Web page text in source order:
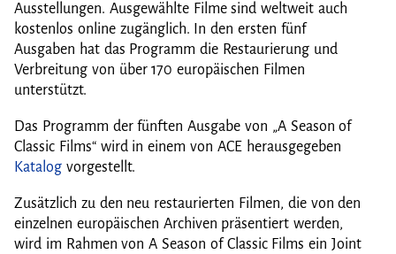
Ausstellungen. Ausgewählte Filme sind weltweit auch
kostenlos online zugänglich. In den ersten fünf
Ausgaben hat das Programm die Restaurierung und
Verbreitung von über 170 europäischen Filmen
unterstützt.
Das Programm der fünften Ausgabe von „A Season of
Classic Films“ wird in einem von ACE herausgegeben
Katalog vorgestellt.
Zusätzlich zu den neu restaurierten Filmen, die von den
einzelnen europäischen Archiven präsentiert werden,
wird im Rahmen von A Season of Classic Films ein Joint